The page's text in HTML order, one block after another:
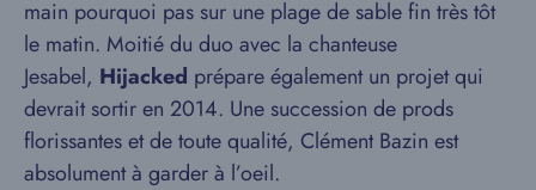
main pourquoi pas sur une plage de sable fin très tôt
le matin. Moitié du duo avec la chanteuse
Jesabel, Hijacked prépare également un projet qui
devrait sortir en 2014. Une succession de prods
florissantes et de toute qualité, Clément Bazin est
absolument à garder à l’oeil.